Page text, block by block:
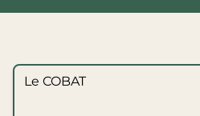
Le COBAT